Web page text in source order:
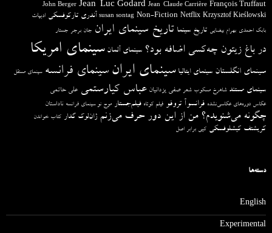
François Truffaut
Jean-Claude Carrière
Jean-Luc Godard
John Berger
Krzysztof Kieślowski
Netflix
Non-Fiction
susan sontag آندری تارکوفسکی ادبیات
بابک احمدی بهرام بیضایی تاریخ سینما تاریخ سینمای ایران جان برجر جستار
در باغ زیتون چه‌کسی اضافه بود؟ سینمای آلمان سینمای امریکا
سینمای انگلستان سینمای ایتالیا سینمای ایران سینمای فرانسه سینمای مستقل
سینمای مستند شاهرخ مسکوب شعر صفی یزدانیان عباس کیارستمی علی حاتمی
عکاس دوره‌های عکاسی‌نشده فرانسوآ تروفو فیلم کوتاه فیلم‌جستار موج نو سینمای فرانسه ناداستان
چگونه می‌شنویدم؟ من از این دور حرف می‌زنم ژان‌لوک گدار کتاب خواندن
کریشتف کیشلوفسکی کپی برابر اصل
دسته‌ها
English
Experimental